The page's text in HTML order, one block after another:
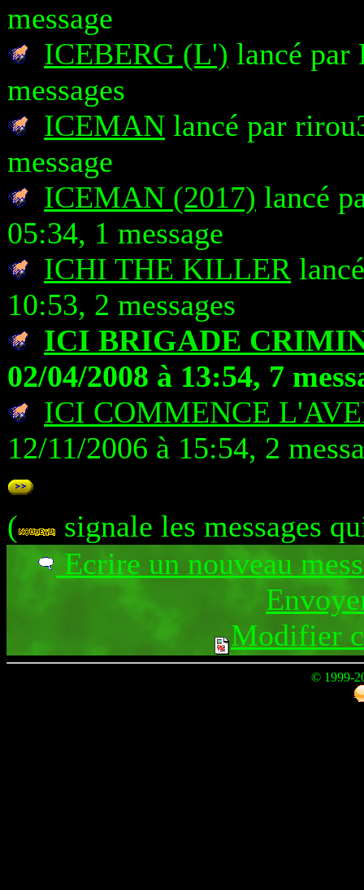
message
ICEBERG (L') lancé par
messages
ICEMAN lancé par
message
ICEMAN (2017) lancé
05:34, 1 message
ICHI THE KILLER
10:53, 2 messages
ICI BRIGADE
02/04/2008 à 13:54, 7
ICI COMMENCE
12/11/2006 à 15:54, 2
(
signale les messages
Ecrire un nouveau
Modifier
© 1999-